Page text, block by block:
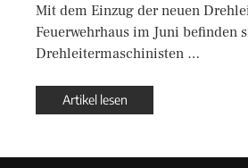
Mit dem Einzug der neuen
Feuerwehrhaus im Juni befinden
Drehleitermaschinisten …
Artikel lesen